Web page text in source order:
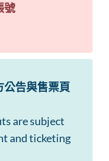
號
公告與售票頁
are subject
and ticketing